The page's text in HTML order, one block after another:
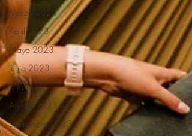
Marzo 2023
Abril 2023
Mayo 2023
Junio 2023
Julio 2023
Agosto 2023
Septiembre 2023